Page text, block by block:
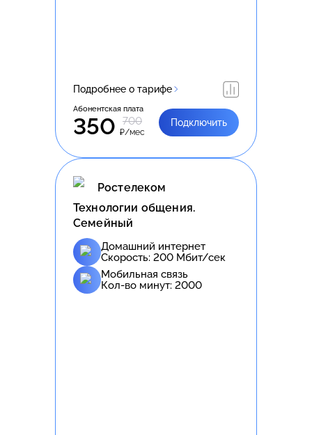
Подробнее о тарифе
Абонентская плата
350 700
₽/мес
Подключить
Ростелеком
Технологии общения.
Семейный
Домашний интернет
Скорость: 200 Мбит/сек
Мобильная связь
Кол-во минут: 2000